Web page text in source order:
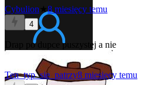
Cybulion ★8 miesięcy temu
4
Drap po dupce puszystej a nie
Ten_typ_sie_patrzy8 miesięcy temu